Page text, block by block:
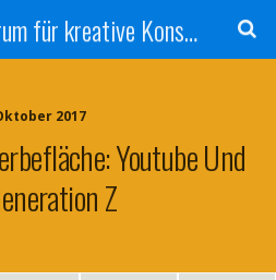
Konsumpf - Forum für kreative Konsumkritik - Culture Jamming, Nachhaltigkeit, Konzernkritik, Adbusting
2017
Youtube Und
Z